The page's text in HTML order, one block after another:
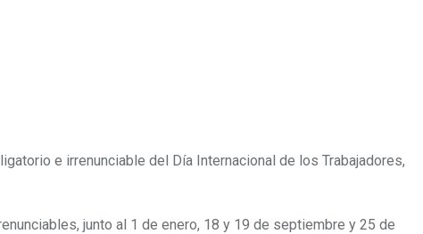
e irrenunciable del Día Internacional de los Trabajadores,
junto al 1 de enero, 18 y 19 de septiembre y 25 de